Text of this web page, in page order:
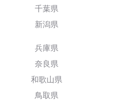
千葉県
新潟県
兵庫県
奈良県
和歌山県
鳥取県